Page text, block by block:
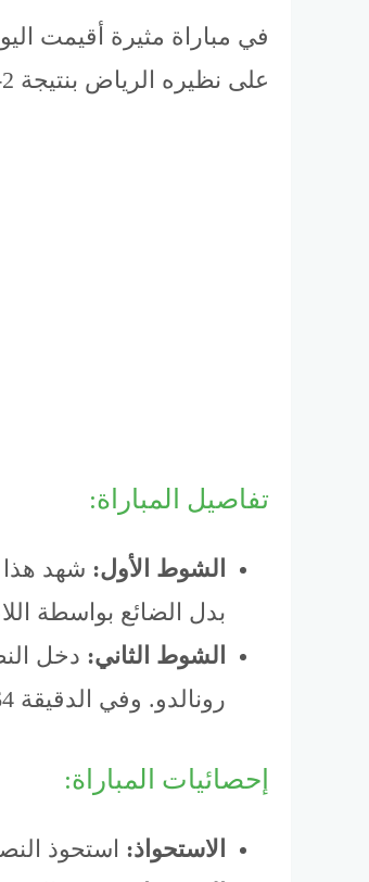
على نظيره الرياض بنتيجة 2-1، ضمن منافسات الجولة الـ27 من دوري روشن السعودي.
تفاصيل المباراة:
الشوط الأول: شهد
بدل الضائع بواسطة
الشوط الثاني:
رونالدو. وفي الدقيقة 64، أضاف رونالدو الهدف الثاني للنصر، محققًا بذلك الفوز لفريقه.
إحصائيات المباراة:
الاستحواذ: استحوذ النصر على